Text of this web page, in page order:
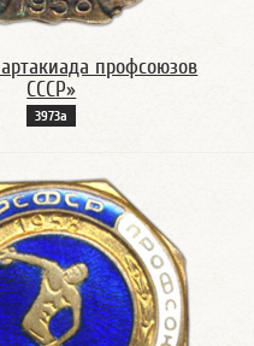
профсоюзов
СССР»
3973а